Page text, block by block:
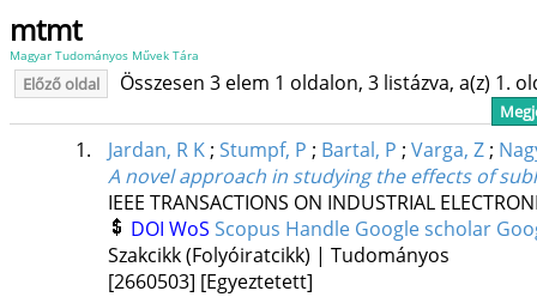
mtmt
Magyar Tudományos Művek Tára
Előző oldal Összesen 3 elem 1 oldalon, 3 listázva, a(z) 1.
1. Jardan, R K; Stumpf, P ; Bartal, P ; Varga, Z;
A novel approach in studying the effects of
IEEE TRANSACTIONS ON INDUSTRIAL
DOI WoS Scopus Handle Google scholar
Szakcikk (Folyóiratcikk) | Tudományos
[2660503] [Egyeztetett]